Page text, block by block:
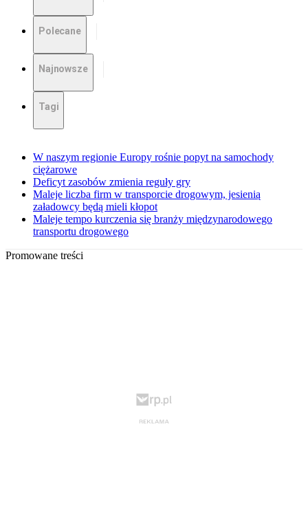
Polecane
Najnowsze
Tagi
W naszym regionie Europy rośnie popyt na samochody
ciężarowe
Deficyt zasobów zmienia reguły gry
Maleje liczba firm w transporcie drogowym, jesienią
załadowcy będą mieli kłopot
Maleje tempo kurczenia się branży międzynarodowego
transportu drogowego
Promowane treści